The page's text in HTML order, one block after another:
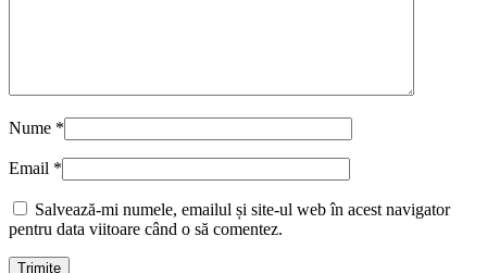
Nume *
Email *
Salvează-mi numele, emailul și site-ul web în acest navigator
pentru data viitoare când o să comentez.